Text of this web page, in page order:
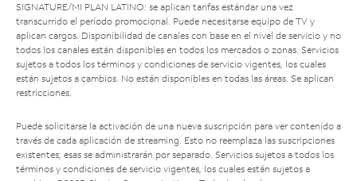
SIGNATURE/MI PLAN LATINO: se aplican tarifas estándar una vez
transcurrido el período promocional. Puede necesitarse equipo de TV y
aplican cargos. Disponibilidad de canales con base en el nivel de servicio y no
todos los canales están disponibles en todos los mercados o zonas. Servicios
sujetos a todos los términos y condiciones de servicio vigentes, los cuales
están sujetos a cambios. No están disponibles en todas las áreas. Se aplican
restricciones.
Puede solicitarse la activación de una nueva suscripción para ver contenido a
través de cada aplicación de streaming. Esto no reemplaza las suscripciones
existentes; esas se administrarán por separado. Servicios sujetos a todos los
términos y condiciones de servicio vigentes, los cuales están sujetos a